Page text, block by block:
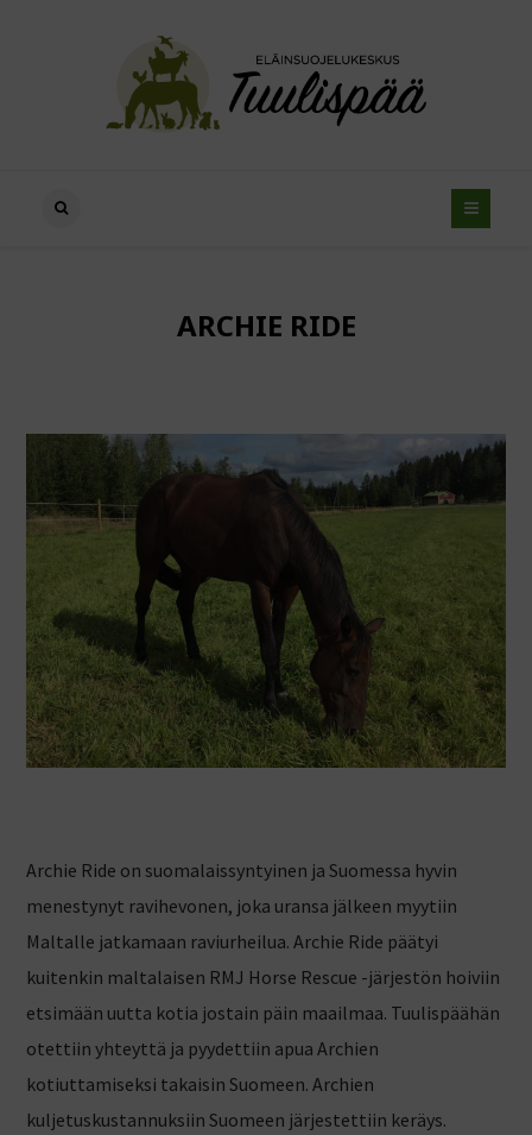
ARCHIE RIDE
Archie Ride on suomalaissyntyinen ja Suomessa hyvin
menestynyt ravihevonen, joka uransa jälkeen myytiin
Maltalle jatkamaan raviurheilua. Archie Ride päätyi
kuitenkin maltalaisen RMJ Horse Rescue -järjestön hoiviin
etsimään uutta kotia jostain päin maailmaa. Tuulispäähän
otettiin yhteyttä ja pyydettiin apua Archien
kotiuttamiseksi takaisin Suomeen. Archien
kuljetuskustannuksiin Suomeen järjestettiin keräys.